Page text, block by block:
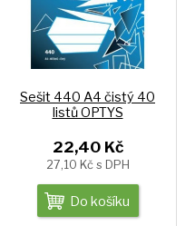
Sešit 440 A4 čistý 40
listů OPTYS
22,40 Kč
27,10 Kč s DPH
Do košíku